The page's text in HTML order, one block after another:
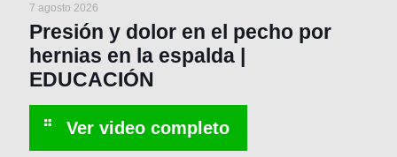
7 agosto 2026
Presión y dolor en el pecho por
hernias en la espalda |
EDUCACIÓN